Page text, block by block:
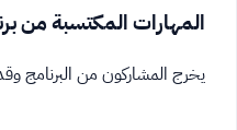
المهارات المكتسبة من
يخرج المشاركون من البرنامج